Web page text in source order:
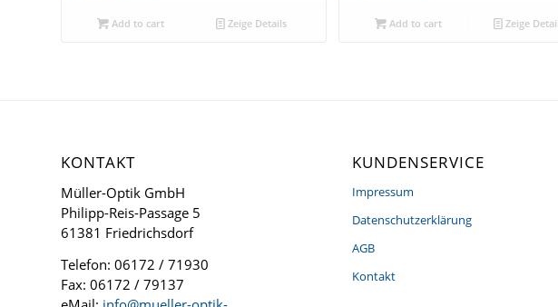
Add to cart Zeige Details Add to cart Zeige
KONTAKT
Müller-Optik GmbH
Philipp-Reis-Passage 5
61381 Friedrichsdorf
Telefon: 06172 / 71930
Fax: 06172 / 79137
KUNDENSERVICE
Impressum
Datenschutzerklärung
AGB
Kontakt